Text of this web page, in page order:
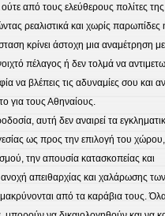
από τους ελεύθερους πολίτες
ρεαλιστικά και χωρίς παρωπίδες
κρίνει άστοχη μια αναμέτρηση
πέλαγος ή δεν τολμά να
να βλέπεις τις αδυναμίες σου και
για τους Αθηναίους.
αυτή δεν αναιρεί τα
ως προς την επιλογή του χώρου,
την απουσία κατασκοπείας και
ανοχή απειθαρχίας και χαλάρωσης των
από τα καράβια τους.